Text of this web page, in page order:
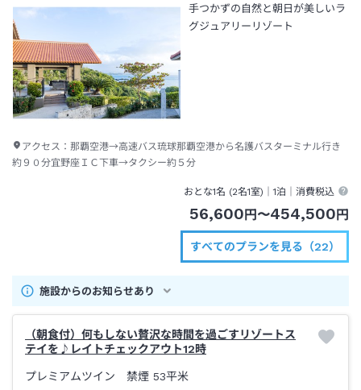
手つかずの自然と朝日が美しいラ
グジュアリーリゾート
アクセス： 那覇空港→高速バス琉球那覇空港から名護バスターミナル行き
約９０分宜野座ＩＣ下車→タクシー約５分
おとな1名 (2名1室)｜1泊 ｜消費税込
56,600 円 〜454,500 円
すべてのプランを見る（22）
施設からのお知らせあり
（朝食付）何もしない贅沢な時間を過ごすリゾートス
テイを♪レイトチェックアウト12時
プレミアムツイン 禁煙 53平米